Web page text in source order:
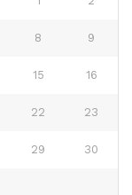
8 9
15 16
22 23
29 30